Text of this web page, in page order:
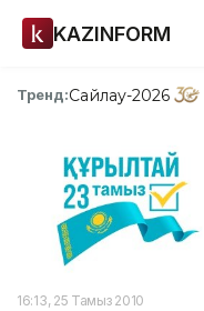
KAZINFORM
Тренд:Сайлау-2026
16:13, 25 Тамыз 2010